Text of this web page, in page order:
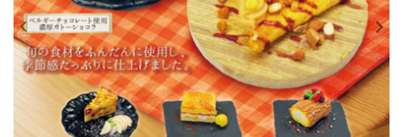
レンタル
景品・玩具・文具
販促用カプセルトイ